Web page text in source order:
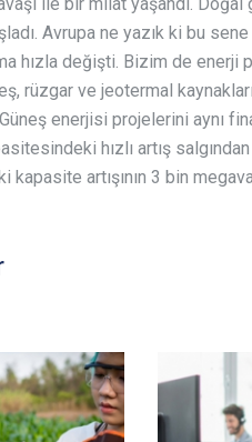
Avrupa ne yazık ki bu
hızla değişti. Bizim de
rüzgar ve jeotermal
enerjisi projelerini aynı
hızlı artış
artışının 3 bin